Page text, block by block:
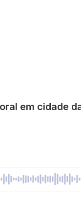
em cidade